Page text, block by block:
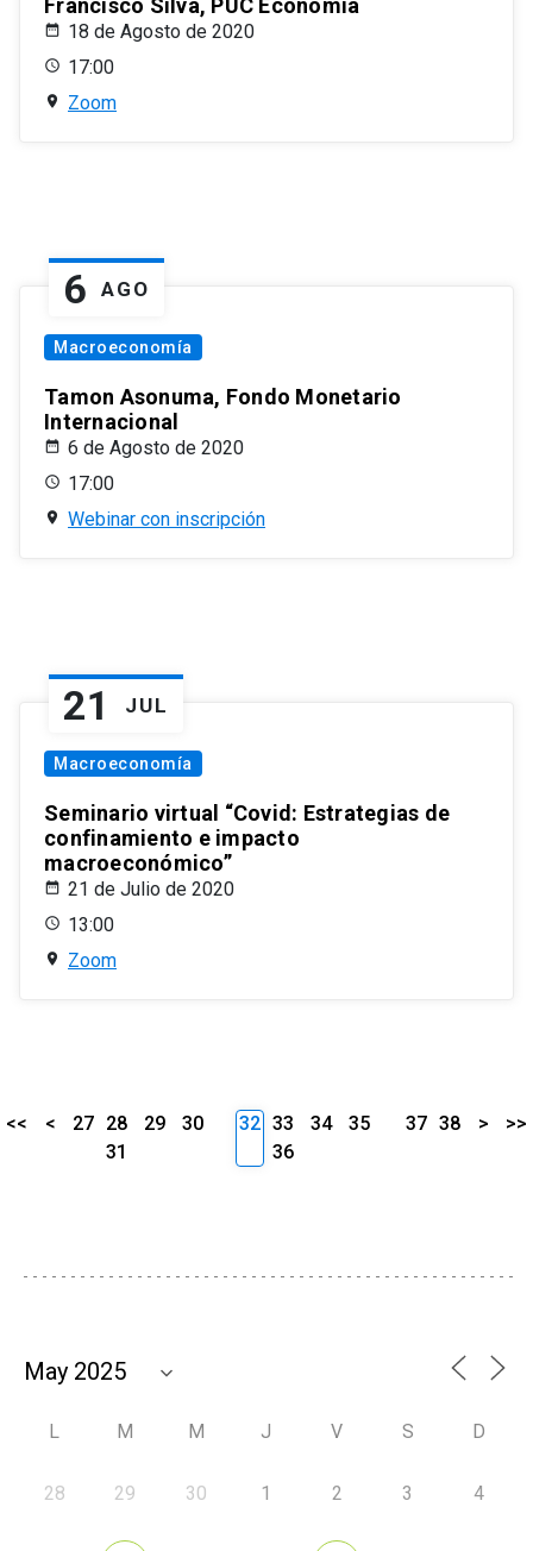
Francisco Silva, PUC Economía
18 de Agosto de 2020
17:00
Zoom
6 AGO
Macroeconomía
Tamon Asonuma, Fondo Monetario
Internacional
6 de Agosto de 2020
17:00
Webinar con inscripción
21 JUL
Macroeconomía
Seminario virtual “Covid: Estrategias de
confinamiento e impacto
macroeconómico”
21 de Julio de 2020
13:00
Zoom
<< < 27 28 29
30
31
32 33 34
35
36
37 38 > >>
L M M J V S D
28 29 30 1 2 3 4